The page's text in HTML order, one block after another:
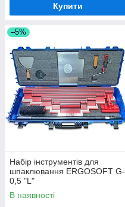
Купити
–5%
Набір інструментів для
шпаклювання ERGOSOFT G-
0,5 "L"
В наявності